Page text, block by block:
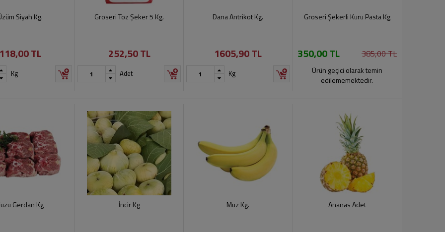
Siyah Kg.
TL
Kg
Groseri Toz Şeker 5 Kg.
252,50 TL
Adet
Dana Antrikot Kg.
1605,90 TL
Kg
Groseri Şekerli Kuru Pasta Kg
350,00 TL 385,00 TL
Ürün geçici olarak temin
edilememektedir.
Gerdan Kg İncir Kg Muz Kg. Ananas Adet